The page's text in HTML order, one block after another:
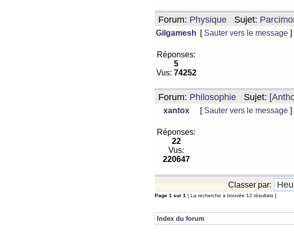
Forum: Physique Sujet:
Gilgamesh [ Sauter vers le message ]
Réponses:
5
Vus: 74252
Forum: Philosophie Sujet:
xantox [ Sauter vers le message ]
Réponses:
22
Vus:
220647
Classer par:
Page 1 sur 1 [ La recherche a trouvée 12 résultats ]
Index du forum